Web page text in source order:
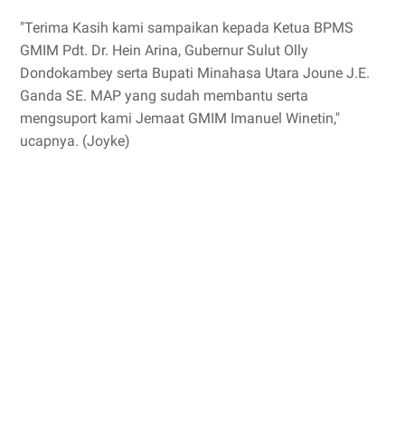
"Terima Kasih kami sampaikan kepada Ketua BPMS
GMIM Pdt. Dr. Hein Arina, Gubernur Sulut Olly
Dondokambey serta Bupati Minahasa Utara Joune J.E.
Ganda SE. MAP yang sudah membantu serta
mengsuport kami Jemaat GMIM Imanuel Winetin,"
ucapnya. (Joyke)